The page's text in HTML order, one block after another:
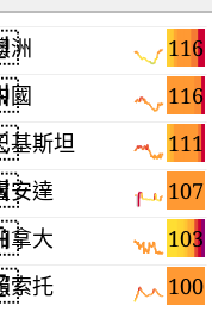
116
洲
116
國
111
基斯坦
107
安達
103
拿大
100
索托